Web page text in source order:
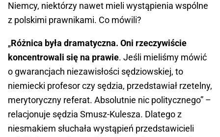
Niemcy, niektórzy nawet mieli wystąpienia wspólne
z polskimi prawnikami. Co mówili?
„Różnica była dramatyczna. Oni rzeczywiście
koncentrowali się na prawie. Jeśli mieliśmy mówić
o gwarancjach niezawisłości sędziowskiej, to
niemiecki profesor czy sędzia, przedstawiał rzetelny,
merytoryczny referat. Absolutnie nic politycznego” –
relacjonuje sędzia Smusz-Kulesza. Dlatego z
niesmakiem słuchała wystąpień przedstawicieli